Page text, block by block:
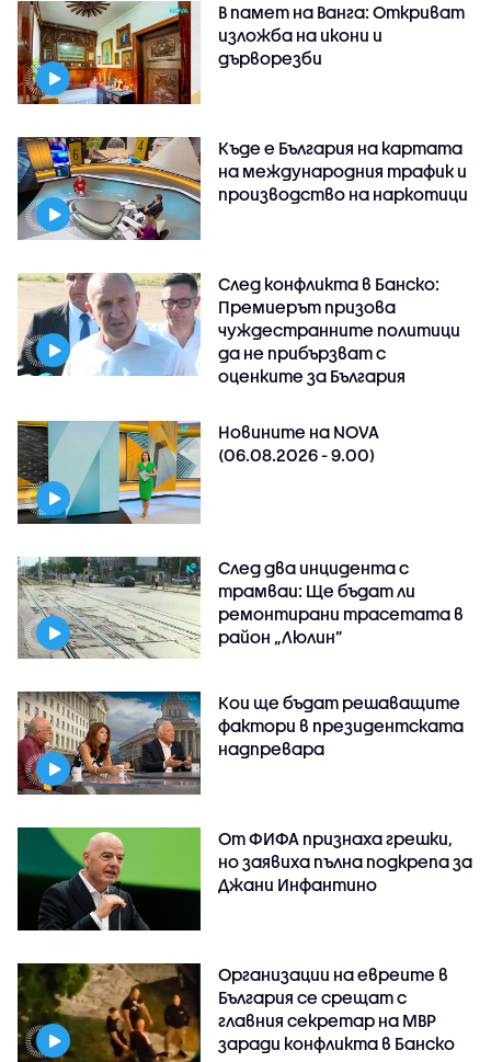
В памет на Ванга: Откриват
изложба на икони и
дърворезби
Къде е България на картата
на международния трафик и
производство на наркотици
След конфликта в Банско:
Премиерът призова
чуждестранните политици
да не прибързват с
оценките за България
Новините на NOVA
(06.08.2026 - 9.00)
След два инцидента с
трамваи: Ще бъдат ли
ремонтирани трасетата в
район „Люлин”
Кои ще бъдат решаващите
фактори в президентската
надпревара
От ФИФА признаха грешки,
но заявиха пълна подкрепа за
Джани Инфантино
Организации на евреите в
България се срещат с
главния секретар на МВР
заради конфликта в Банско